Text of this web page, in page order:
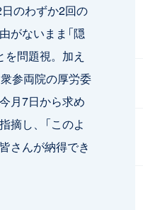
のわずか2回の
がないまま「隠
問題視。加え
参両院の厚労委
月7日から求め
摘し、「このよ
さんが納得でき